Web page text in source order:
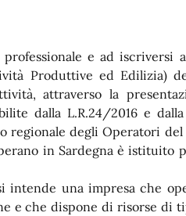
e ad iscriversi
Produttive ed Edilizia)
attraverso la
dalla L.R.24/2016 e
regionale degli Operatori
in Sardegna è istituito
intende una impresa che
e che dispone di risorse di